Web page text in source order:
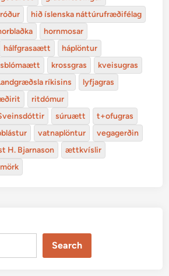
hið íslenska náttúrufræðifélag
hornmosar
hálfgrasaætt
háplöntur
krossgras
kveisugras
ríkisins
lyfjagras
ritdómur
súruætt
t+ofugras
vatnaplöntur
vegagerðin
H. Bjarnason
ættkvíslir
Search